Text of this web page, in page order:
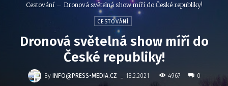
Cestování Dronová světelná show míří do České republiky!
CESTOVÁNÍ
Dronová světelná show míří do
České republiky!
By INFO@PRESS-MEDIA.CZ - 18.2.2021 4967 0